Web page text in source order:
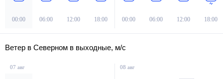
00:00 06:00 12:00 18:00 00:00 06:00 12:00 18:00
Ветер в Северном в выходные, м/с
07 авг 08 авг